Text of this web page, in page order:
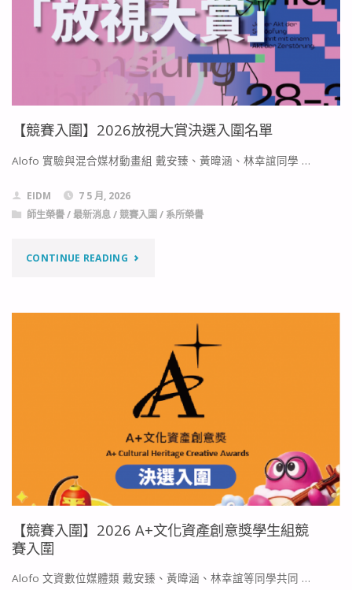
組
面
試
順
序
公
告"
請
入
學
第
二
段
試
序
公
【競賽入圍】2026放視大賞決選入圍名單
Alofo 實驗與混合媒材動畫組 戴安臻、黃暐涵、林幸誼同學 …
EIDM
7 5 月, 2026
師生榮譽/最新消息/ 競賽入圍 / 系所榮譽
CONTINUE READING"【競
放
視
賞
決
選
【競賽入圍】2026 A+文化資產創意獎學生組競
賽入圍
Alofo 文資數位媒體類 戴安臻、黃暐涵、林幸誼等同學共同 …